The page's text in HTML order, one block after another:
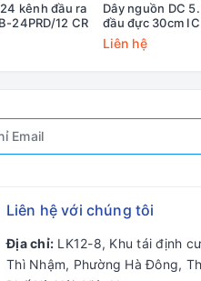
kênh đầu ra
24PRD/12 CR
Dây nguồn DC
đầu đực 30cm
002-UL CR
Liên hệ
Liên hệ với chúng tôi
Địa chỉ: LK12-8, Khu tái định
Thì Nhậm, Phường Hà Đông,